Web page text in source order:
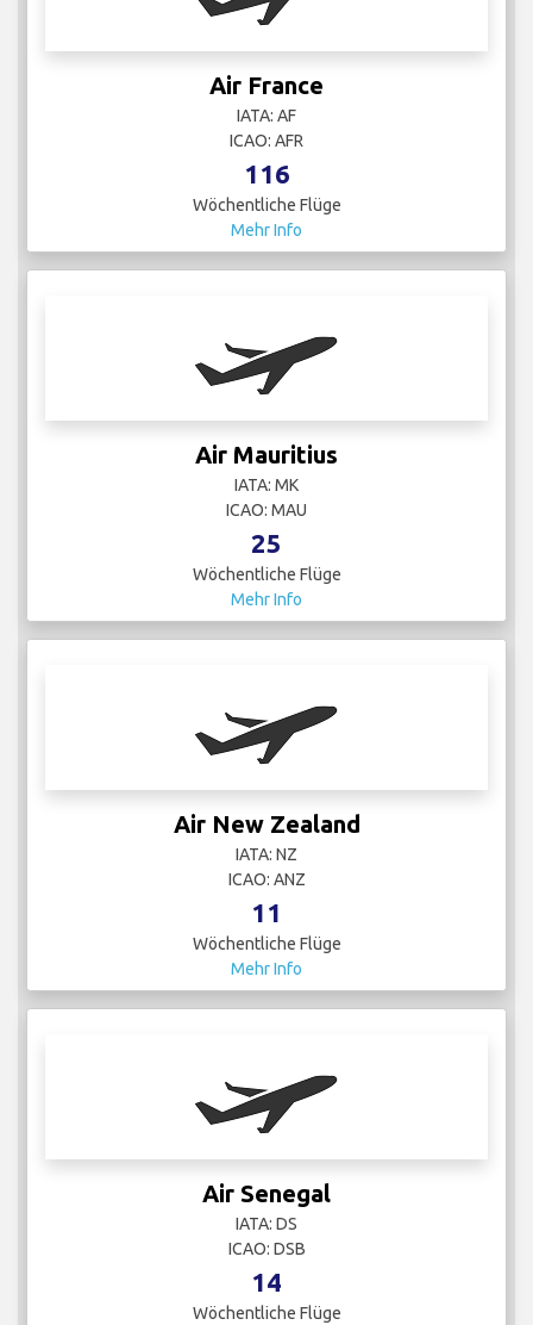
Air France
IATA: AF
ICAO: AFR
116
Wöchentliche Flüge
Mehr Info
Air Mauritius
IATA: MK
ICAO: MAU
25
Wöchentliche Flüge
Mehr Info
Air New Zealand
IATA: NZ
ICAO: ANZ
11
Wöchentliche Flüge
Mehr Info
Air Senegal
IATA: DS
ICAO: DSB
14
Wöchentliche Flüge